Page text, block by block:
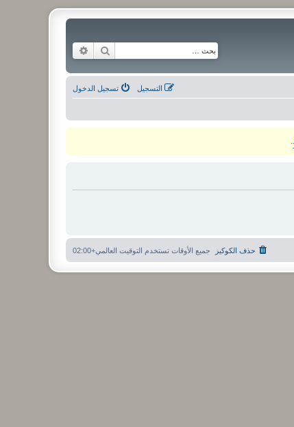
بحث
تسجيل الدخول التسجيل
جميع الأوقات تستخدم التوقيت العالمي+02:00 حذف الكوكيز